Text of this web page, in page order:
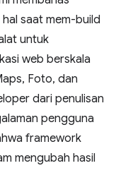
saat mem-build
untuk
web berskala
Foto, dan
dari penulisan
pengguna
framework
mengubah hasil